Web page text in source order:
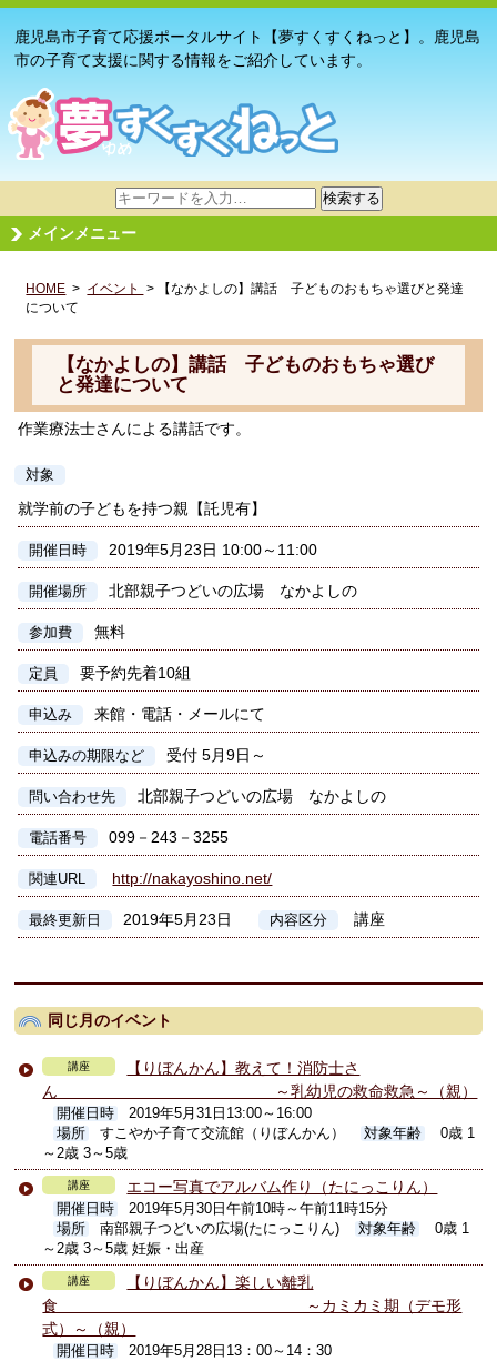
鹿児島市子育て応援ポータルサイト【夢すくすくねっと】。鹿児島
市の子育て支援に関する情報をご紹介しています。
サ
イ
ト
検
検索する
メインメニュー
HOME > イベント
> 【なかよしの】講話 子どものおもちゃ選びと発達
について
【なかよしの】講話 子どものおもちゃ選び
と発達について
作業療法士さんによる講話です。
対象
就学前の子どもを持つ親【託児有】
開催日時 2019年5月23日 10:00～11:00
開催場所 北部親子つどいの広場 なかよしの
参加費 無料
定員 要予約先着10組
申込み 来館・電話・メールにて
申込みの期限など 受付 5月9日～
問い合わせ先 北部親子つどいの広場 なかよしの
電話番号 099－243－3255
関連URL http://nakayoshino.net/
最終更新日 2019年5月23日 内容区分 講座
同じ月のイベント
講座
【りぼんかん】教えて！消防士さ
ん ～乳幼児の救命救急～（親）
開催日時
2019年5月31日13:00～16:00
場所
すこやか子育て交流館（りぼんかん） 対象年齢
0歳 1
～2歳 3～5歳
講座 エコー写真でアルバム作り（たにっこりん）
開催日時
2019年5月30日午前10時～午前11時15分
場所
南部親子つどいの広場(たにっこりん) 対象年齢
0歳 1
～2歳 3～5歳 妊娠・出産
講座
【りぼんかん】楽しい離乳
食 ～カミカミ期（デモ形
式）～（親）
開催日時
2019年5月28日13：00～14：30